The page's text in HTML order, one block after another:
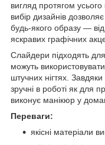
вигляд протягом
вибір дизайнів
будь-якого образу — від
яскравих графічних
Слайдери підходять
можуть
штучних нігтях.
зручні в роботі як для
виконує манікюр у
Переваги:
якісні матеріали